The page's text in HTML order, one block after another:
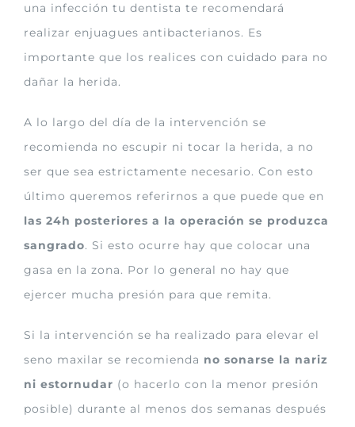
una infección tu dentista te recomendará
realizar enjuagues antibacterianos. Es
importante que los realices con cuidado para no
dañar la herida.
A lo largo del día de la intervención se
recomienda no escupir ni tocar la herida, a no
ser que sea estrictamente necesario. Con esto
último queremos referirnos a que puede que en
las 24h posteriores a la operación se produzca
sangrado. Si esto ocurre hay que colocar una
gasa en la zona. Por lo general no hay que
ejercer mucha presión para que remita.
Si la intervención se ha realizado para elevar el
seno maxilar se recomienda no sonarse la nariz
ni estornudar (o hacerlo con la menor presión
posible) durante al menos dos semanas después